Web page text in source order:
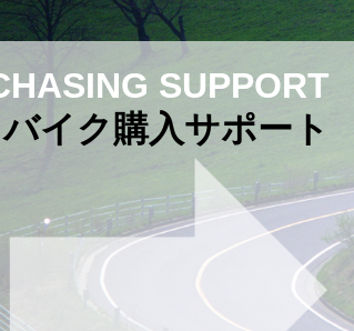
SUPPORT
バイク購入サポート